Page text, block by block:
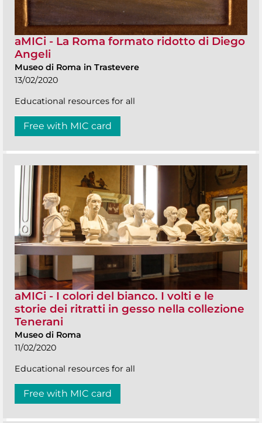
aMICi - La Roma formato ridotto di Diego
Angeli
Museo di Roma in Trastevere
13/02/2020
Educational resources for all
Free with MIC card
aMICi - I colori del bianco. I volti e le
storie dei ritratti in gesso nella collezione
Tenerani
Museo di Roma
11/02/2020
Educational resources for all
Free with MIC card